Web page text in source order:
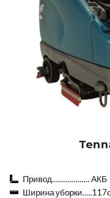
Привод................... АКБ
Ширина